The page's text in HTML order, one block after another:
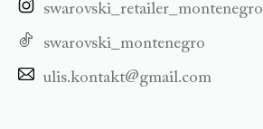
swarovski_retailer_montenegro
swarovski_montenegro
ulis.kontakt@gmail.com